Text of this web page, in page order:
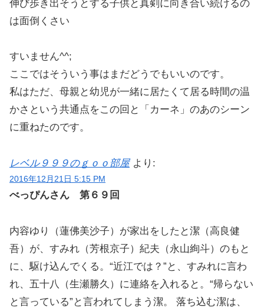
伸び歩き出そうとする子供と真剣に向き合い続けるの
は面倒くさい
すいません^^;
ここではそういう事はまだどうでもいいのです。
私はただ、母親と幼児が一緒に居たくて居る時間の温
かさという共通点をこの回と「カーネ」のあのシーン
に重ねたのです。
レベル９９９のｇｏｏ部屋 より:
2016年12月21日 5:15 PM
べっぴんさん 第６９回
内容ゆり（蓮佛美沙子）が家出をしたと潔（高良健
吾）が、すみれ（芳根京子）紀夫（永山絢斗）のもと
に、駆け込んでくる。“近江では？”と、すみれに言わ
れ、五十八（生瀬勝久）に連絡を入れると。“帰らない
と言っている”と言われてしまう潔。 落ち込む潔は、